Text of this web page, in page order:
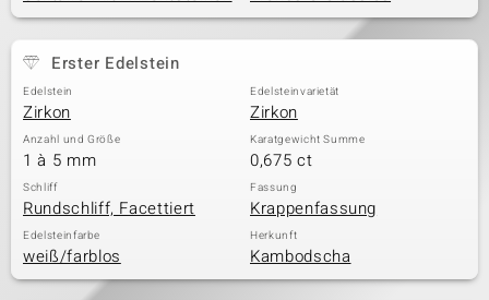
Erster Edelstein
Edelstein
Zirkon
Edelsteinvarietät
Zirkon
Anzahl und Größe
1 à 5 mm
Karatgewicht Summe
0,675 ct
Schliff
Rundschliff, Facettiert
Fassung
Krappenfassung
Edelsteinfarbe
weiß/farblos
Herkunft
Kambodscha